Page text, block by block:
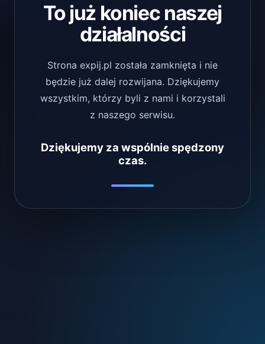
To już koniec naszej
działalności
Strona expij.pl została zamknięta i nie
będzie już dalej rozwijana. Dziękujemy
wszystkim, którzy byli z nami i korzystali
z naszego serwisu.
Dziękujemy za wspólnie spędzony
czas.